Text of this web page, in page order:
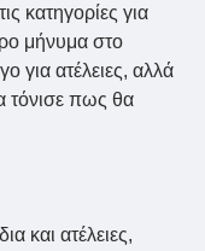
κατηγορίες για
μήνυμα στο
για ατέλειες, αλλά
τόνισε πως θα
και ατέλειες,